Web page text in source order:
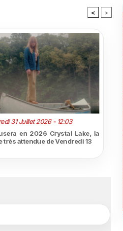
< >
31 Juillet 2026 - 12:03
en 2026 Crystal Lake, la
très attendue de Vendredi 13